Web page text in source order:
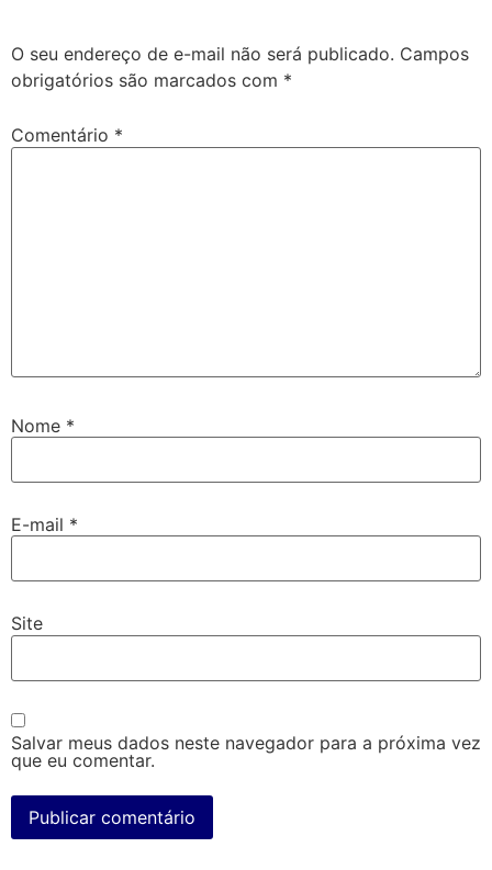
O seu endereço de e-mail não será publicado. Campos
obrigatórios são marcados com *
Comentário *
Nome *
E-mail *
Site
Salvar meus dados neste navegador para a próxima vez
que eu comentar.